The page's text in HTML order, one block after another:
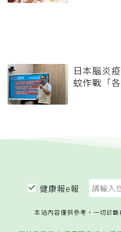
日本腦炎
蚊作戰「
健康報e報
本站內容僅供參考，一切診